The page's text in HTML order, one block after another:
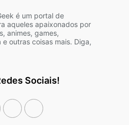
é um portal de
aqueles apaixonados por
animes, games,
outras coisas mais. Diga,
Sociais!